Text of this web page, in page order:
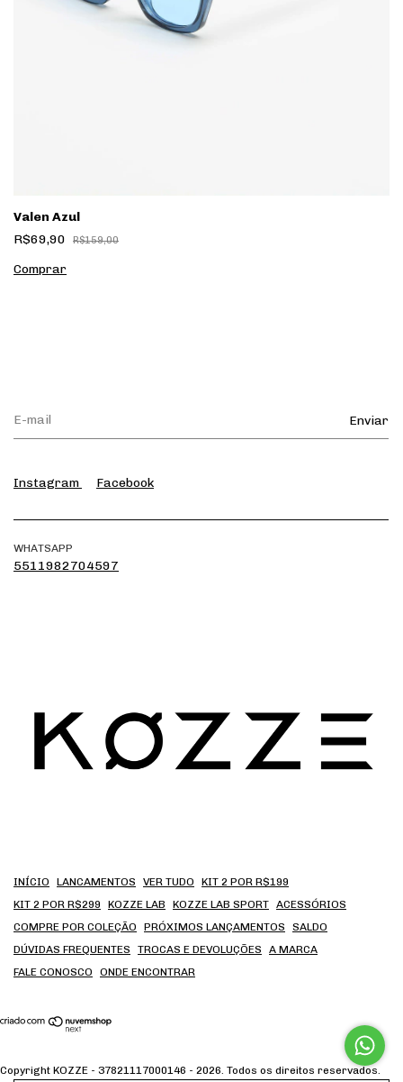
Valen Azul
R$69,90
R$159,00
Instagram Facebook
WHATSAPP
5511982704597
INÍCIO LANCAMENTOS VER TUDO
KIT 2 POR R$199
KIT 2 POR R$299
KOZZE LAB KOZZE LAB SPORT ACESSÓRIOS
COMPRE POR COLEÇÃO
PRÓXIMOS LANÇAMENTOS
SALDO
DÚVIDAS FREQUENTES
TROCAS E DEVOLUÇÕES
A MARCA
FALE CONOSCO
ONDE ENCONTRAR
Copyright KOZZE - 37821117000146 - 2026. Todos os direitos reservados.